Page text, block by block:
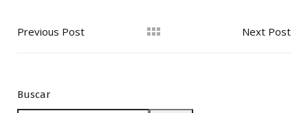
Previous Post Next Post
Buscar